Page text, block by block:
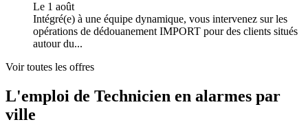
Le 1 août
Intégré(e) à une équipe dynamique, vous intervenez sur les
opérations de dédouanement IMPORT pour des clients situés
autour du...
Voir toutes les offres
L'emploi de Technicien en alarmes par
ville